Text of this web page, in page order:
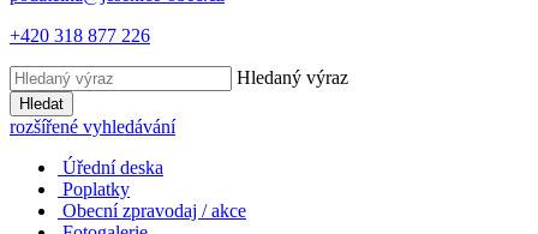
+420 318 877 226
Hledaný výraz
Hledat
rozšířené vyhledávání
Úřední deska
Poplatky
Obecní zpravodaj / akce